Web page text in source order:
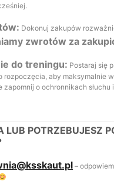
Dokonuj zakupów
zwrotów za
do treningu: Postaraj się
rozpoczęcia, aby maksymalnie
zapomnij o ochronnikach słuchu
LUB POTRZEBUJESZ
–